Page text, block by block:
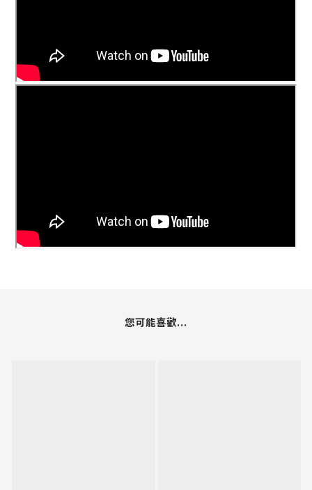
您可能喜歡...